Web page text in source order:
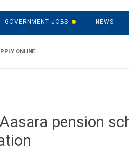
GOVERNMENT JOBS NEWS
ONLINE
pension